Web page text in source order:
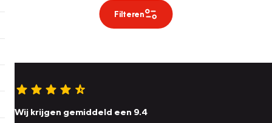
Filteren
Wij krijgen gemiddeld een 9.4